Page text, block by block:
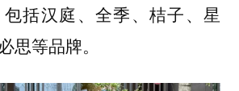
括汉庭、全季、桔子、星
思等品牌。